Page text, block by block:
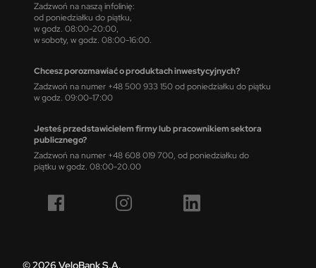
Zadzwoń na naszą infolinię:
od poniedziałku do piątku,
w godz. 08:00-20:00,
w soboty, w godz. 08:00-16:00.
Chcesz porozmawiać o produktach inwestycyjnych?
Zadzwoń na numer +48 500 933 150 od poniedziałku do piątku
w godz. 09:00-17:00
Jesteś przedstawicielem firmy lub pracownikiem sektora
publicznego?
Zadzwoń na numer +48 608 019 700, od poniedziałku do
piątku w godz. 08:00-20.00
© 2026 VeloBank S.A.